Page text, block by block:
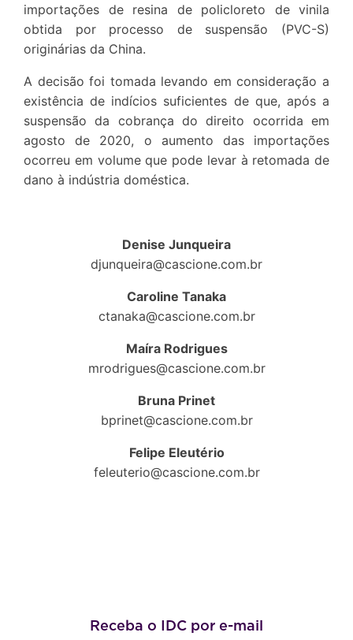
importações de resina de policloreto de vinila
obtida por processo de suspensão (PVC-S)
originárias da China.
A decisão foi tomada levando em consideração a
existência de indícios suficientes de que, após a
suspensão da cobrança do direito ocorrida em
agosto de 2020, o aumento das importações
ocorreu em volume que pode levar à retomada de
dano à indústria doméstica.
Denise Junqueira
djunqueira@cascione.com.br
Caroline Tanaka
ctanaka@cascione.com.br
Maíra Rodrigues
mrodrigues@cascione.com.br
Bruna Prinet
bprinet@cascione.com.br
Felipe Eleutério
feleuterio@cascione.com.br
Receba o IDC por e-mail